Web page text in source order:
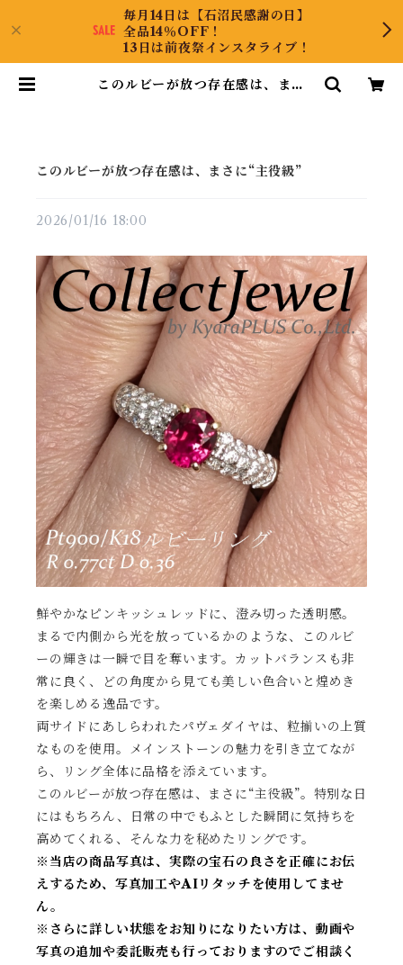
毎月14日は【石沼民感謝の日】
全品14％OFF！
13日は前夜祭インスタライブ！
このルビーが放つ存在感は、まさ
このルビーが放つ存在感は、まさに“主役級”
2026/01/16 18:00
鮮やかなピンキッシュレッドに、澄み切った透明感。
まるで内側から光を放っているかのような、このルビ
ーの輝きは一瞬で目を奪います。カットバランスも非
常に良く、どの角度から見ても美しい色合いと煌めき
を楽しめる逸品です。
両サイドにあしらわれたパヴェダイヤは、粒揃いの上質
なものを使用。メインストーンの魅力を引き立てなが
ら、リング全体に品格を添えています。
このルビーが放つ存在感は、まさに“主役級”。特別な日
にはもちろん、日常の中でもふとした瞬間に気持ちを
高めてくれる、そんな力を秘めたリングです。
※当店の商品写真は、実際の宝石の良さを正確にお伝
えするため、写真加工やAIリタッチを使用してませ
ん。
※ さらに詳しい状態をお知りになりたい方は、動画や
写真の追加や委託販売も行っておりますのでご相談く